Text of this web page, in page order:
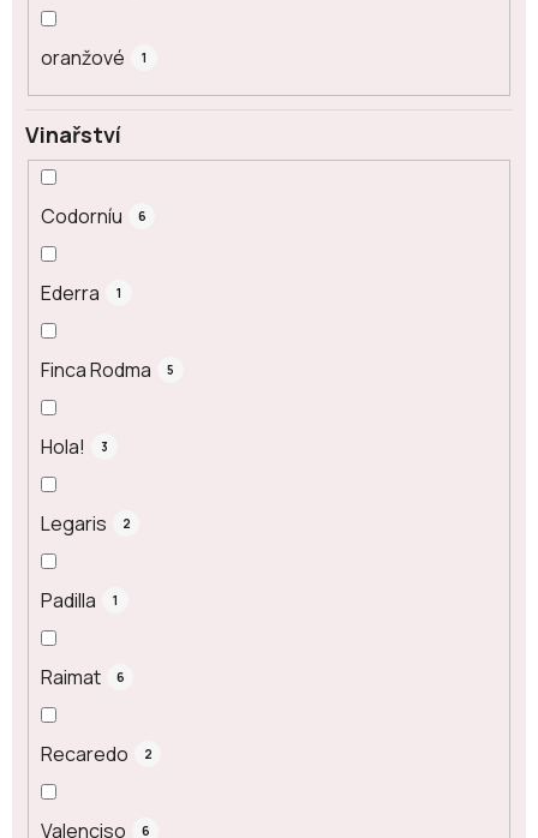
oranžové 1
Vinařství
Codorníu 6
Ederra 1
Finca Rodma 5
Hola! 3
Legaris 2
Padilla 1
Raimat 6
Recaredo 2
Valenciso 6